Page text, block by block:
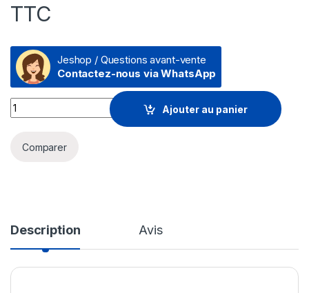
TTC
Jeshop / Questions avant-vente
Contactez-nous via WhatsApp
Prix Ordinateur portable HP 2-en-1 Elite x360 1040 G10
Ajouter au panier
Comparer
Description Avis